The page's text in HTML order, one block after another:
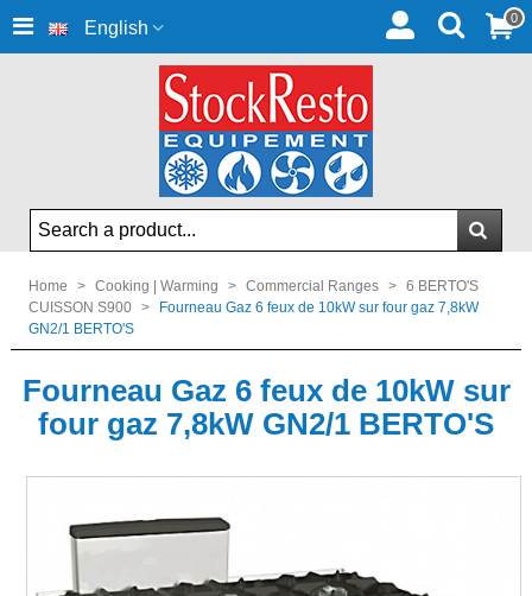
English 0
Home > Cooking | Warming > Commercial Ranges > 6 BERTO'S
CUISSON S900 >
Fourneau Gaz 6 feux de 10kW sur four gaz 7,8kW
GN2/1 BERTO'S
Fourneau Gaz 6 feux de 10kW sur
four gaz 7,8kW GN2/1 BERTO'S